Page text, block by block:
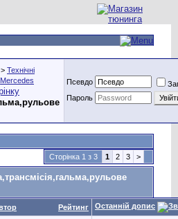
> Технічні
Mercedes Псевдо
Пароль
Сторінка 1 з 3
1 2 3 >
Рейтинг Останній допис